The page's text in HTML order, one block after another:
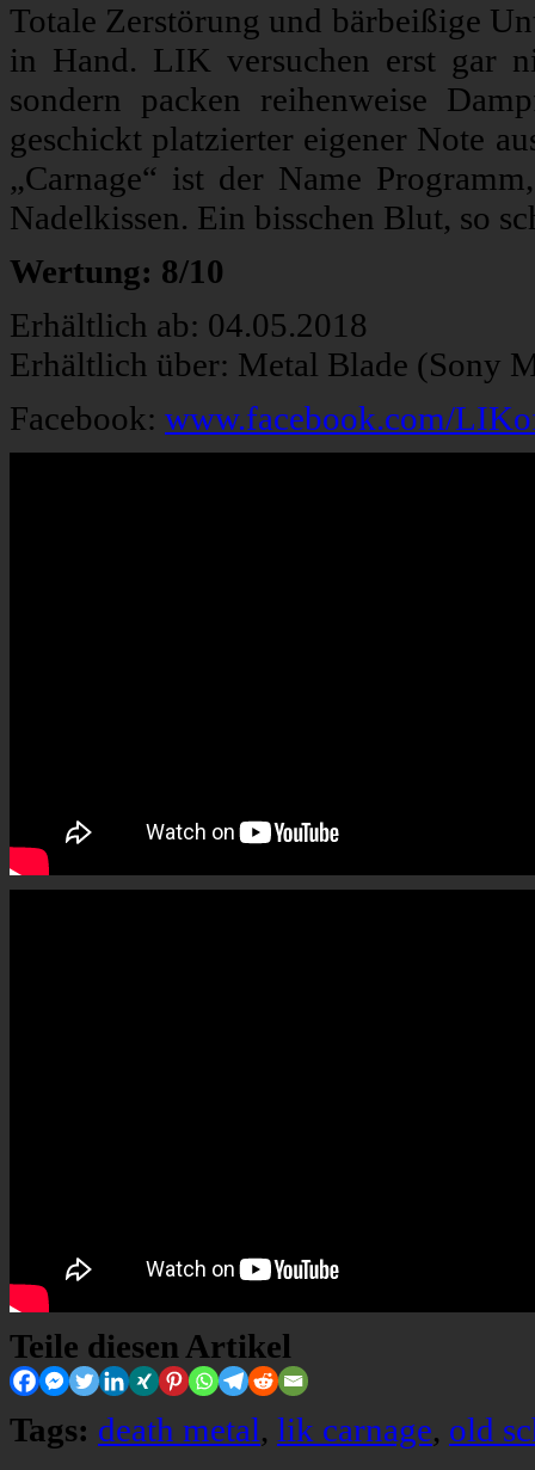
Totale Zerstörung und bärbeißige
in Hand. LIK versuchen erst gar
sondern packen reihenweise
geschickt platzierter eigener Note
„Carnage“ ist der Name
Nadelkissen. Ein bisschen Blut, so
Wertung: 8/10
Erhältlich ab: 04.05.2018
Erhältlich über: Metal Blade (Sony
Facebook: www.facebook.com/
Teile diesen Artikel
Tags: death metal, lik carnage, old